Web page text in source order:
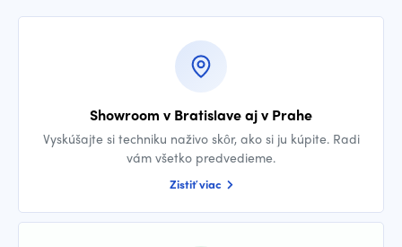
Showroom v Bratislave aj v Prahe
Vyskúšajte si techniku naživo skôr, ako si ju kúpite. Radi
vám všetko predvedieme.
Zistiť viac